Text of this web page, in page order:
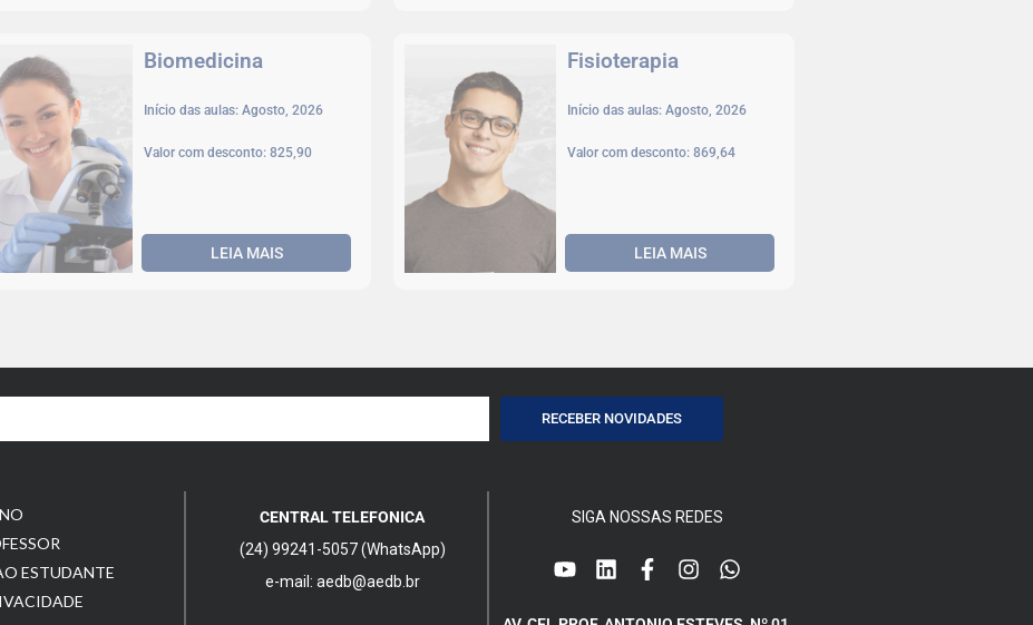
Biomedicina
Início das aulas: Agosto, 2026
Valor com desconto: 825,90
LEIA MAIS
Fisioterapia
Início das aulas: Agosto, 2026
Valor com desconto: 869,64
LEIA MAIS
Individual
Valor com desconto:
Compartida
Engenharia Elétrica